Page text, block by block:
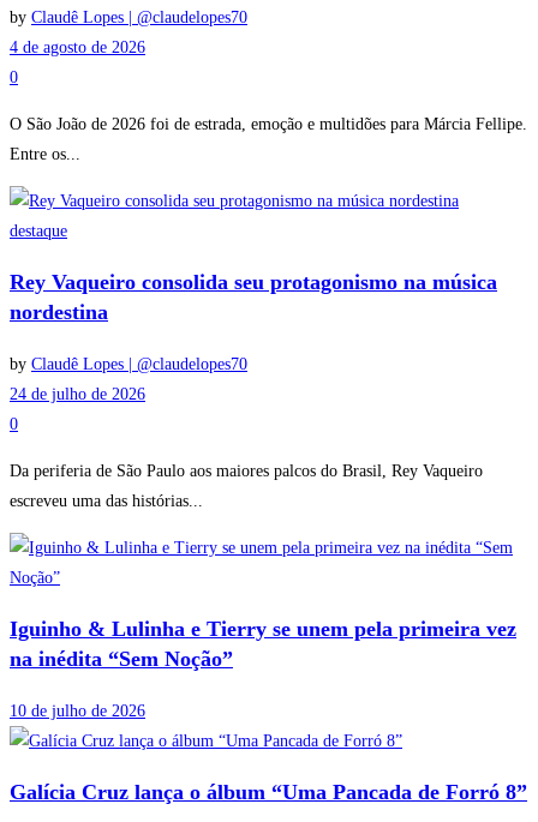
by Claudê Lopes | @claudelopes70
4 de agosto de 2026
0
O São João de 2026 foi de estrada, emoção e multidões para Márcia Fellipe.
Entre os...
destaque
Rey Vaqueiro consolida seu protagonismo na música
nordestina
by Claudê Lopes | @claudelopes70
24 de julho de 2026
0
Da periferia de São Paulo aos maiores palcos do Brasil, Rey Vaqueiro
escreveu uma das histórias...
Iguinho & Lulinha e Tierry se unem pela primeira vez
na inédita “Sem Noção”
10 de julho de 2026
Galícia Cruz lança o álbum “Uma Pancada de Forró 8”